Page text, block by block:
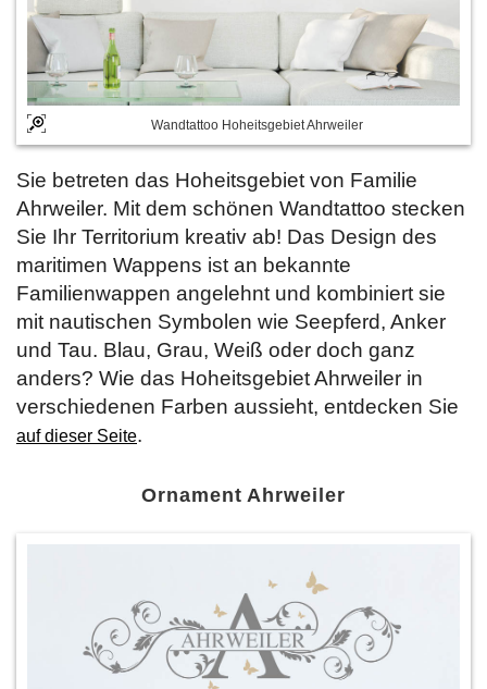
Wandtattoo Hoheitsgebiet Ahrweiler
Sie betreten das Hoheitsgebiet von Familie
Ahrweiler. Mit dem schönen Wandtattoo stecken
Sie Ihr Territorium kreativ ab! Das Design des
maritimen Wappens ist an bekannte
Familienwappen angelehnt und kombiniert sie
mit nautischen Symbolen wie Seepferd, Anker
und Tau. Blau, Grau, Weiß oder doch ganz
anders? Wie das Hoheitsgebiet Ahrweiler in
verschiedenen Farben aussieht, entdecken Sie
auf dieser Seite.
Ornament Ahrweiler